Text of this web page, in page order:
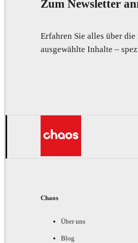
Zum Newsletter
Erfahren Sie alles über
ausgewählte Inhalte –
Chaos
Über uns
Blog